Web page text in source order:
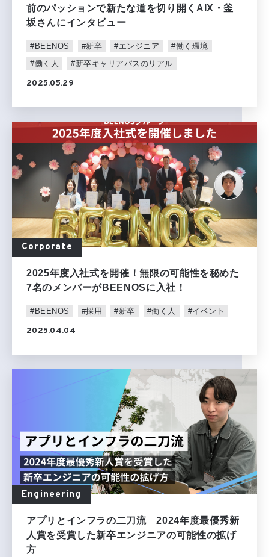
前のパッションで新たな道を切り開くAIX・釜
坂さんにインタビュー
#BEENOS #新卒 #エンジニア
#働く環境
#働く人
#新卒キャリアパスのリアル
2025.05.29
Corporate
2025年度入社式を開催！無限の可能性を秘めた
7名のメンバーがBEENOSに入社！
#BEENOS #採用 #新卒 #働く人 #イベント
2025.04.04
Engineering
アプリとインフラの二刀流 2024年度最優秀新
人賞を受賞した新卒エンジニアの可能性の拡げ
方